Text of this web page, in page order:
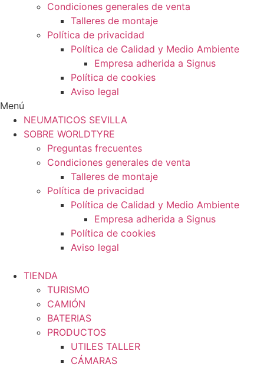
Condiciones generales de venta
Talleres de montaje
Política de privacidad
Política de Calidad y Medio Ambiente
Empresa adherida a Signus
Política de cookies
Aviso legal
Menú
NEUMATICOS SEVILLA
SOBRE WORLDTYRE
Preguntas frecuentes
Condiciones generales de venta
Talleres de montaje
Política de privacidad
Política de Calidad y Medio Ambiente
Empresa adherida a Signus
Política de cookies
Aviso legal
TIENDA
TURISMO
CAMIÓN
BATERIAS
PRODUCTOS
UTILES TALLER
CÁMARAS